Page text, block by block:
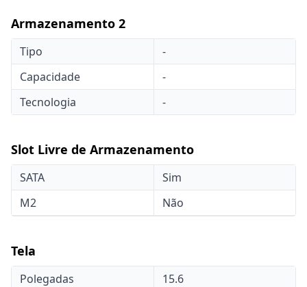
Armazenamento 2
Tipo
-
Capacidade
-
Tecnologia
-
Slot Livre de Armazenamento
SATA
Sim
M2
Não
Tela
Polegadas 15.6